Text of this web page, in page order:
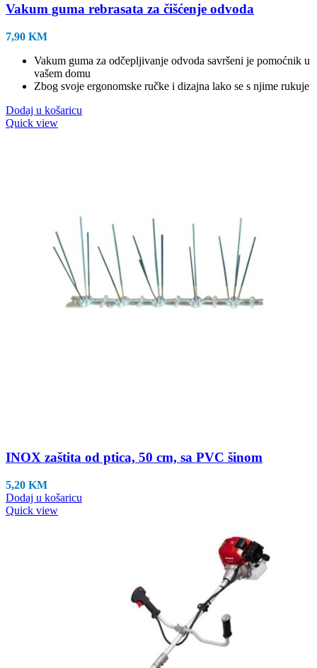
Vakum guma rebrasata za čišćenje odvoda
7,90 KM
Vakum guma za odčepljivanje odvoda savršeni je pomoćnik u
vašem domu
Zbog svoje ergonomske ručke i dizajna lako se s njime rukuje
Dodaj u košaricu
Quick view
INOX zaštita od ptica, 50 cm, sa PVC šinom
5,20 KM
Dodaj u košaricu
Quick view